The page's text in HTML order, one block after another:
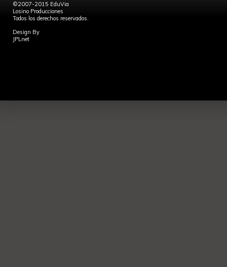
©2007-2015 EduVia
Losino Producciones
Todos los derechos reservados.
Design By
JPLnet